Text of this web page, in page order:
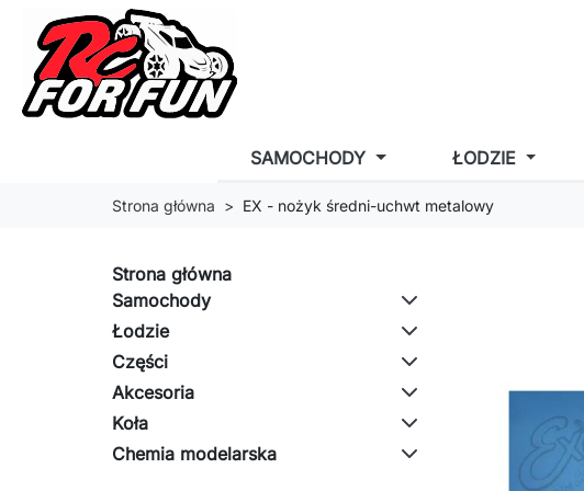
SAMOCHODY ŁODZIE
Strona główna EX - nożyk średni-uchwt metalowy
Strona główna
Samochody
Łodzie
Części
Akcesoria
Koła
Chemia modelarska